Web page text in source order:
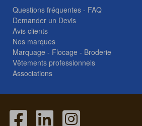
Questions fréquentes - FAQ
Demander un Devis
Avis clients
Nos marques
Marquage - Flocage - Broderie
Vêtements professionnels
Associations